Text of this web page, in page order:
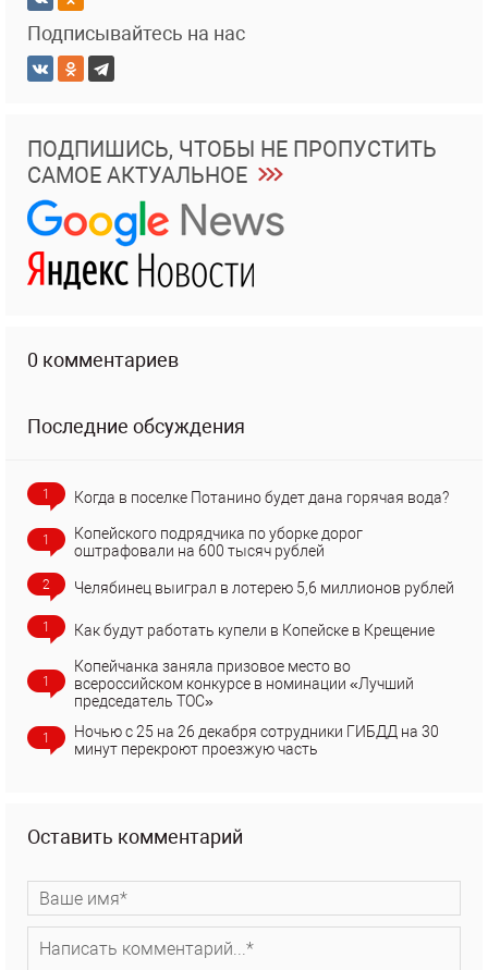
Подписывайтесь на нас
ПОДПИШИСЬ, ЧТОБЫ НЕ ПРОПУСТИТЬ
САМОЕ АКТУАЛЬНОЕ
0 комментариев
Последние обсуждения
1 Когда в поселке Потанино будет дана горячая вода?
1
Копейского подрядчика по уборке дорог
оштрафовали на 600 тысяч рублей
2 Челябинец выиграл в лотерею 5,6 миллионов рублей
1 Как будут работать купели в Копейске в Крещение
1
Копейчанка заняла призовое место во
всероссийском конкурсе в номинации «Лучший
председатель ТОС»
1
Ночью с 25 на 26 декабря сотрудники ГИБДД на 30
минут перекроют проезжую часть
Оставить комментарий